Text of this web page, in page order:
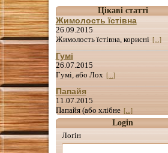
Цікаві статті
Жимолость їстівна
26.09.2015
Жимолость їстівна, корисні [...]
Гумі
26.07.2015
Гумі, або Лох [...]
Папайя
11.07.2015
Папайя (або хлібне [...]
Login
Лоґін